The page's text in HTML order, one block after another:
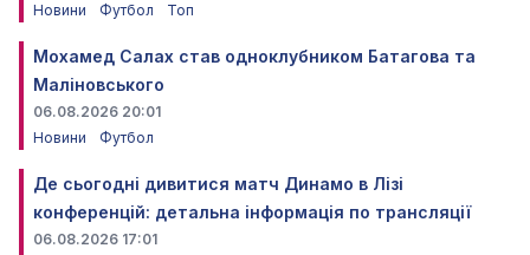
Новини
Футбол Топ
Мохамед Салах став одноклубником Батагова та
Маліновського
06.08.2026 20:01
Новини
Футбол
Де сьогодні дивитися матч Динамо в Лізі
конференцій: детальна інформація по трансляції
06.08.2026 17:01